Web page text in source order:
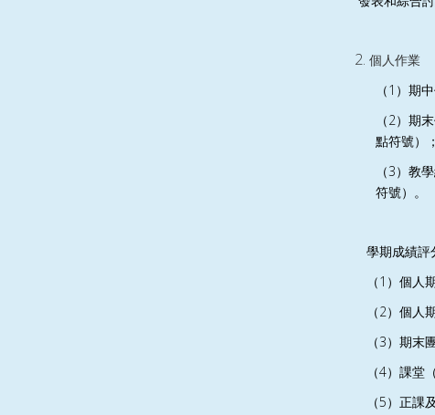
個人作業
（ 1 ）期
（ 2）期
點符號）；
（ 3 ）教
符號）。
學期成績評
（ 1 ）個人
（ 2）個人
（ 3 ）期末
（4）課堂
（5 ）正課